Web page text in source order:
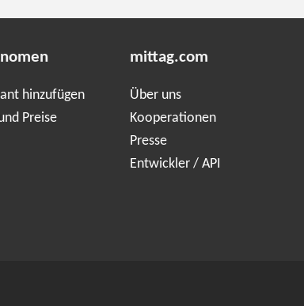
hinzufügen
Preise
mittag.com
Über uns
Kooperationen
Presse
Entwickler / API